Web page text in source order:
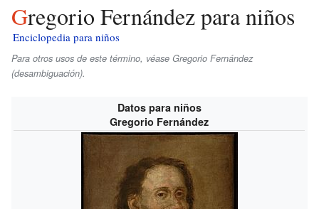
Gregorio Fernández para niños
Enciclopedia para niños
Para otros usos de este término, véase Gregorio Fernández
(desambiguación).
Datos para niños
Gregorio Fernández